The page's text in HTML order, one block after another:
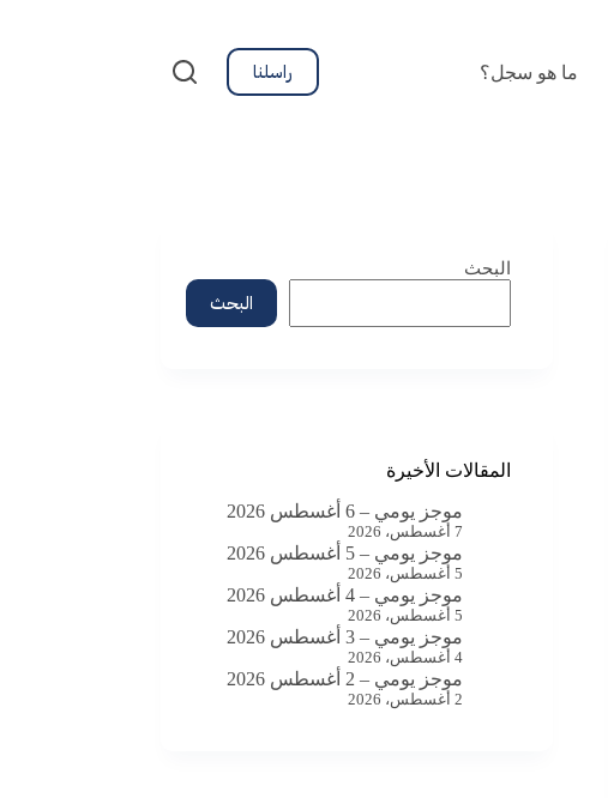
ما هو سجل؟ راسلنا
البحث
البحث
المقالات الأخيرة
موجز يومي – 6 أغسطس 2026
7 أغسطس، 2026
موجز يومي – 5 أغسطس 2026
5 أغسطس، 2026
موجز يومي – 4 أغسطس 2026
5 أغسطس، 2026
موجز يومي – 3 أغسطس 2026
4 أغسطس، 2026
موجز يومي – 2 أغسطس 2026
2 أغسطس، 2026